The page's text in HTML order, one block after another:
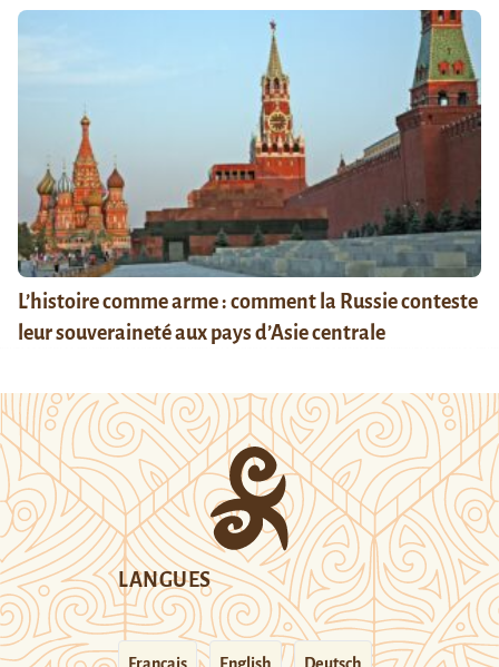
L’histoire comme arme : comment la Russie conteste
leur souveraineté aux pays d’Asie centrale
LANGUES